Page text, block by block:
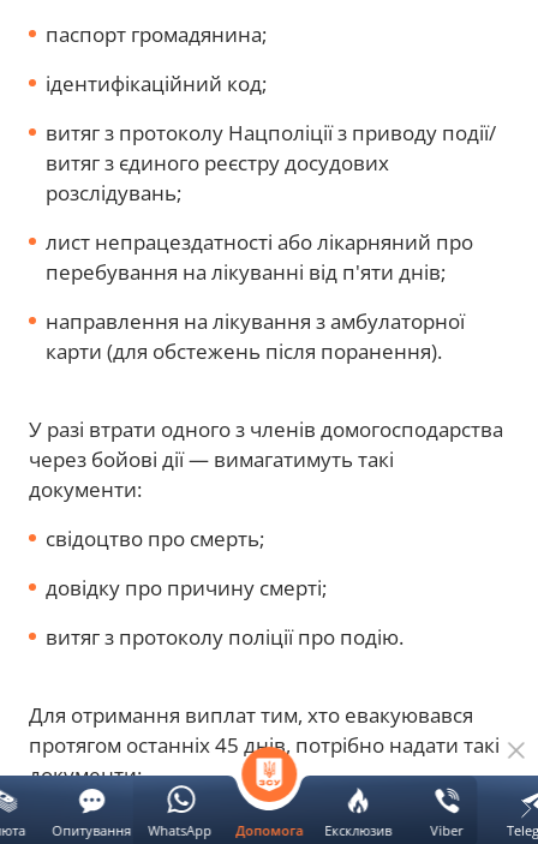
паспорт громадянина;
ідентифікаційний код;
витяг з протоколу Нацполіції з приводу події/
витяг з єдиного реєстру досудових
розслідувань;
лист непрацездатності або лікарняний про
перебування на лікуванні від п'яти днів;
направлення на лікування з амбулаторної
карти (для обстежень після поранення).
У разі втрати одного з членів домогосподарства
через бойові дії — вимагатимуть такі
документи:
свідоцтво про смерть;
довідку про причину смерті;
витяг з протоколу поліції про подію.
Для отримання виплат тим, хто евакуювався
протягом останніх 45 днів, потрібно надати такі
документи:
реєстраційний запис з офіційних центрів
Допомога Ексклюзив Viber
Опитування WhatsApp